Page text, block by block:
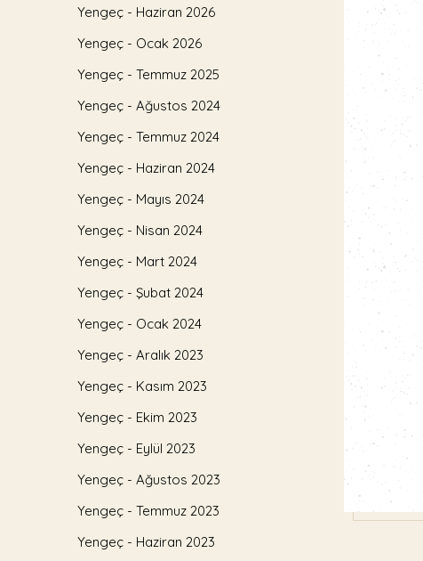
Yengeç - Haziran 2026
Yengeç - Ocak 2026
Yengeç - Temmuz 2025
Yengeç - Ağustos 2024
Yengeç - Temmuz 2024
Yengeç - Haziran 2024
Yengeç - Mayıs 2024
Yengeç - Nisan 2024
Yengeç - Mart 2024
Yengeç - Şubat 2024
Yengeç - Ocak 2024
Yengeç - Aralık 2023
Yengeç - Kasım 2023
Yengeç - Ekim 2023
Yengeç - Eylül 2023
Yengeç - Ağustos 2023
Yengeç - Temmuz 2023
Yengeç - Haziran 2023